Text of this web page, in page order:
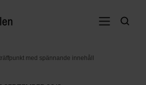
med spännande innehåll